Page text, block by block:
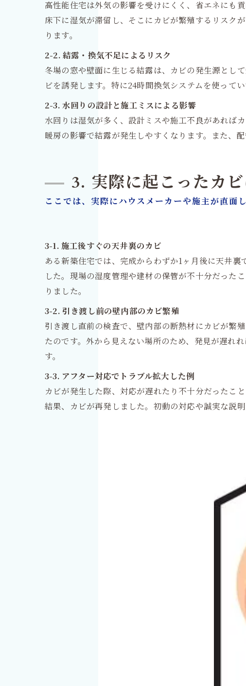
高性能住宅は外気の影響を受けにくく、省エネにも
床下に湿気が滞留し、そこにカビが繁殖するリスク
ります。
2-2. 結露・換気不足によるリスク
冬場の窓や壁面に生じる結露は、カビの発生源とし
ビを誘発します。特に24時間換気システムを使って
2-3. 水回りの設計と施工ミスによる影響
水回りは湿気が多く、設計ミスや施工不良があれば
暖房の影響で結露が発生しやすくなります。また、
3. 実際に起こったカ
ここでは、実際にハウスメーカーや施主が直面
3-1. 施工後すぐの天井裏のカビ
ある新築住宅では、完成からわずか1ヶ月後に天井
した。現場の湿度管理や建材の保管が不十分だった
りました。
3-2. 引き渡し前の壁内部のカビ繁殖
引き渡し直前の検査で、壁内部の断熱材にカビが繁
たのです。外から見えない場所のため、発見が遅れ
す。
3-3. アフター対応でトラブル拡大した例
カビが発生した際、対応が遅れたり不十分だったこ
結果、カビが再発しました。初動の対応や誠実な説